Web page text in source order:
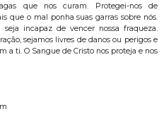
que nos curam. Protegei-nos de
que o mal ponha suas garras sobre nós.
incapaz de vencer nossa fraqueza.
sejamos livres de danos ou perigos e
a ti. O Sangue de Cristo nos proteja e nos